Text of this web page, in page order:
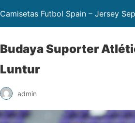
Camisetas Futbol Spain – Jersey
Budaya Suporter
Luntur
admin